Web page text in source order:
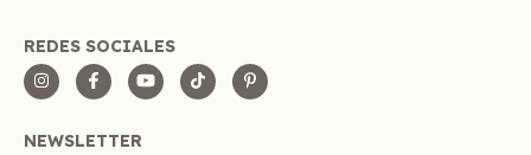
REDES SOCIALES
NEWSLETTER